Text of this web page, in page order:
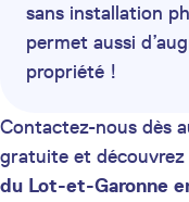
sans installation
permet aussi
propriété !
Contactez-nous dès
gratuite et
du Lot-et-Garonne